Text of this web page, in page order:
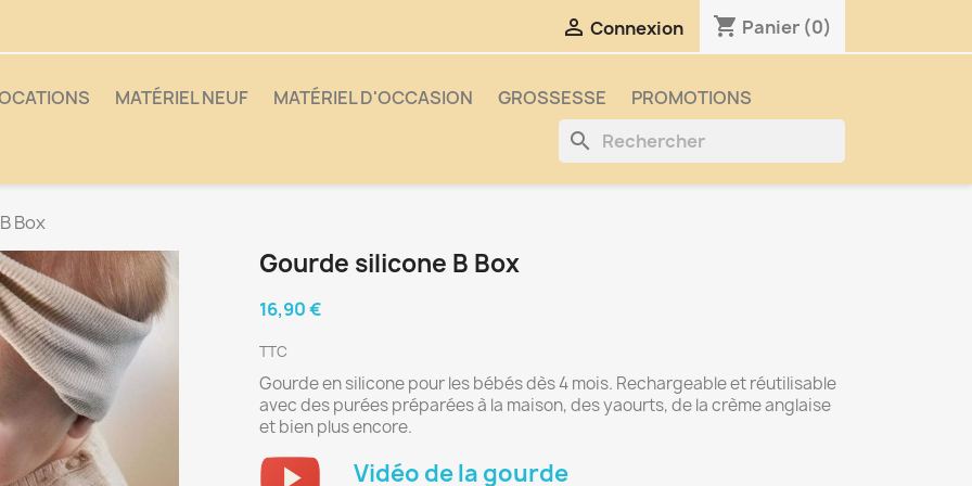
 Connexion shopping_cart Panier (0)
MATÉRIEL NEUF MATÉRIEL D'OCCASION GROSSESSE PROMOTIONS
search
Box
Gourde silicone B Box
16,90 €
TTC
Gourde en silicone pour les bébés dès 4 mois. Rechargeable et réutilisable
avec des purées préparées à la maison, des yaourts, de la crème anglaise
et bien plus encore.
Vidéo de la gourde